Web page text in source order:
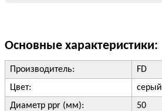
Основные характеристики:
Производитель:
FD
Цвет:
серый
Диаметр ppr (мм):
50